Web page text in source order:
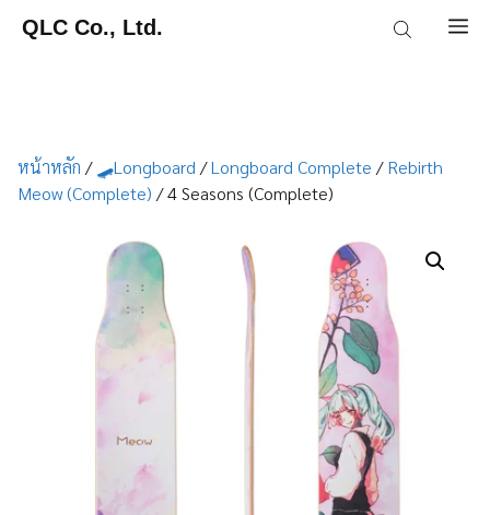
QLC Co., Ltd.
หน้าหลัก / 🛹Longboard /Longboard Complete /Rebirth
Meow (Complete) / 4 Seasons (Complete)